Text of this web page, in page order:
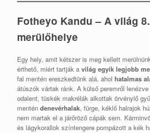
Fotheyo Kandu – A világ
merülőhelye
Egy hely, amit kétszer is meg kellett
érthető, miért tartják a világ egyik legjobb
fal mentén ereszkedtünk alá, ahol hatalmas
átúszók vártak ránk. A külső peremről
odalent, tüskék makrélák alkottak örvénylő
mentén denevérhalak, fürge, kéklő halrajok
nem martak el a járőröző cápák sem.
és lágykorallok színtengere pompázott a kék